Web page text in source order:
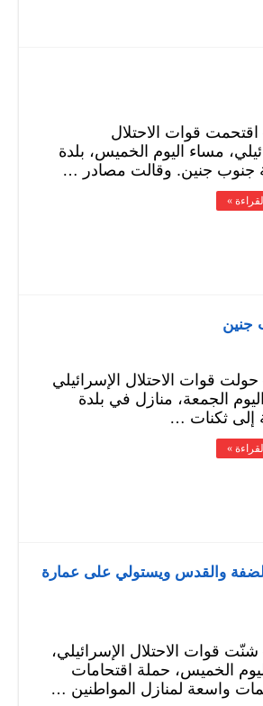
قوات الاحتلال
مساء اليوم الخميس، بلدة
جنوب جنين. وقالت مصادر …
»
جنين
قوات الاحتلال الإسرائيلي
الجمعة، منازل في بلدة
إلى ثكنات …
»
والقدس ويستولي على عمارة
قوات الاحتلال الإسرائيلي،
الخميس، حملة اقتحامات
واسعة لمنازل المواطنين …